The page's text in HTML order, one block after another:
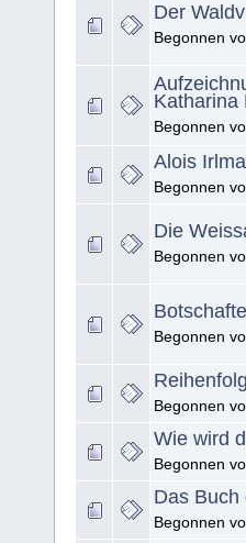
Der
Begonnen
Katharina
Begonnen
Alois
Begonnen
Die
Begonnen
Begonnen
Begonnen
Wie wird
Begonnen
Das Buch
Begonnen